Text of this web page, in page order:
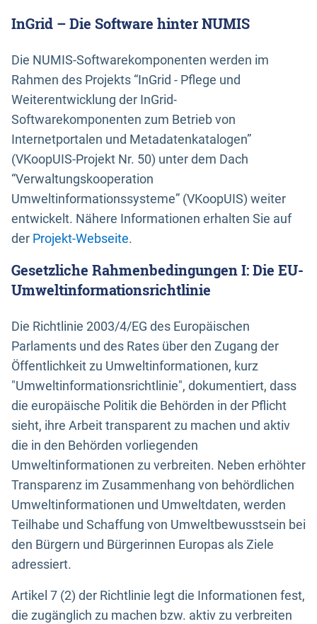
InGrid – Die Software hinter NUMIS
Die NUMIS-Softwarekomponenten werden im
Rahmen des Projekts “InGrid - Pflege und
Weiterentwicklung der InGrid-
Softwarekomponenten zum Betrieb von
Internetportalen und Metadatenkatalogen”
(VKoopUIS-Projekt Nr. 50) unter dem Dach
“Verwaltungskooperation
Umweltinformationssysteme” (VKoopUIS) weiter
entwickelt. Nähere Informationen erhalten Sie auf
der Projekt-Webseite.
Gesetzliche Rahmenbedingungen I: Die EU-
Umweltinformationsrichtlinie
Die Richtlinie 2003/4/EG des Europäischen
Parlaments und des Rates über den Zugang der
Öffentlichkeit zu Umweltinformationen, kurz
"Umweltinformationsrichtlinie", dokumentiert, dass
die europäische Politik die Behörden in der Pflicht
sieht, ihre Arbeit transparent zu machen und aktiv
die in den Behörden vorliegenden
Umweltinformationen zu verbreiten. Neben erhöhter
Transparenz im Zusammenhang von behördlichen
Umweltinformationen und Umweltdaten, werden
Teilhabe und Schaffung von Umweltbewusstsein bei
den Bürgern und Bürgerinnen Europas als Ziele
adressiert.
Artikel 7 (2) der Richtlinie legt die Informationen fest,
die zugänglich zu machen bzw. aktiv zu verbreiten